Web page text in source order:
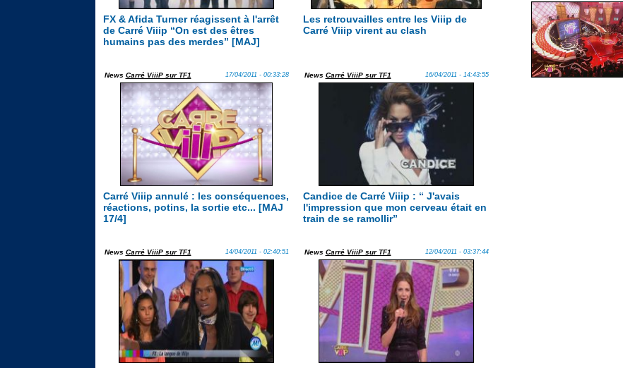
FX & Afida Turner réagissent à l'arrêt
de Carré Viiip “On est des êtres
humains pas des merdes” [MAJ]
Les retrouvailles entre les Viiip de
Carré Viiip virent au clash
News Carré ViiiP sur TF1 17/04/2011 - 00:33:28
Carré Viiip annulé : les conséquences,
réactions, potins, la sortie etc... [MAJ
17/4]
News Carré ViiiP sur TF1 16/04/2011 - 14:43:55
Candice de Carré Viiip : “ J'avais
l'impression que mon cerveau était en
train de se ramollir”
News Carré ViiiP sur TF1 14/04/2011 - 02:40:51 News Carré ViiiP sur TF1 12/04/2011 - 03:37:44